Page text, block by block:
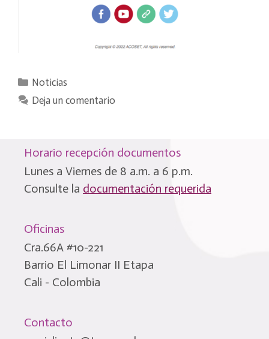
Categorías
Noticias
Deja un comentario
Horario recepción documentos
Lunes a Viernes de 8 a.m. a 6 p.m.
Consulte la documentación requerida
Oficinas
Cra.66A #10-221
Barrio El Limonar II Etapa
Cali - Colombia
Contacto